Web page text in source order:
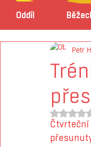
Oddíl
Petr